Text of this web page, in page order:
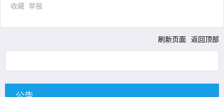
收藏 举报
刷新页面 返回顶部